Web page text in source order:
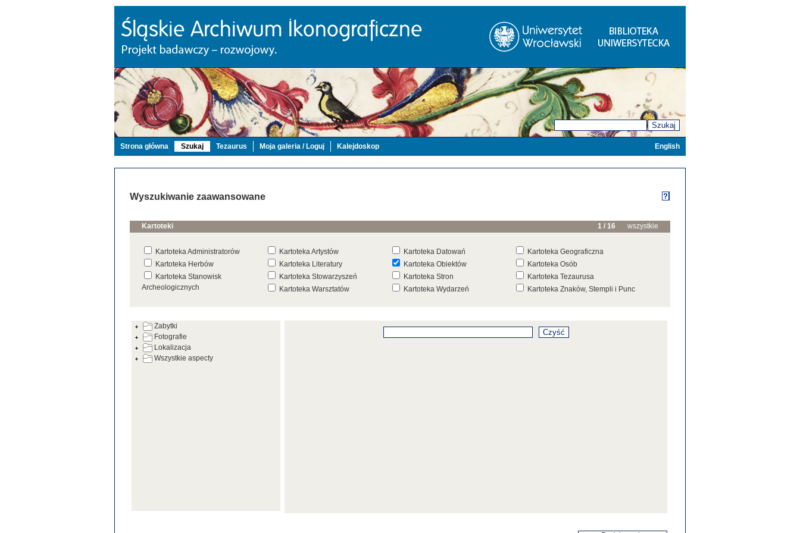
Szukaj
Strona główna Szukaj Tezaurus Moja galeria / Loguj Kalejdoskop English
Wyszukiwanie zaawansowane
Kartoteki 1 / 16 wszystkie
Kartoteka Administratorów Kartoteka Artystów Kartoteka Datowań
Kartoteka Geograficzna
Kartoteka Herbów
Kartoteka Literatury Kartoteka Obiektów
Kartoteka Osób
Kartoteka Stanowisk
Archeologicznych
Kartoteka Stowarzyszeń Kartoteka Stron
Kartoteka Tezaurusa
Kartoteka Warsztatów
Kartoteka Wydarzeń
Kartoteka Znaków, Stempli i Punc
Zabytki
Fotografie
Lokalizacja
Wszystkie aspecty